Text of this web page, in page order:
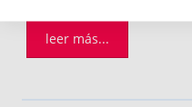
leer más...